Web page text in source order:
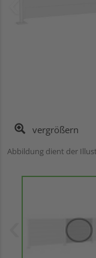
vergrößern
Abbildung dient der